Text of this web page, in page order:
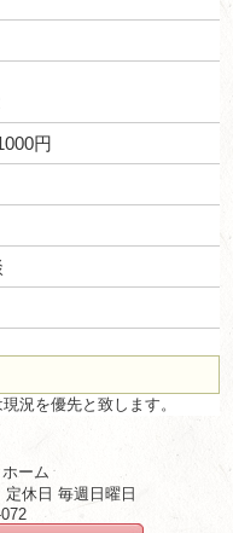
円
況を優先と致します。
ーム
休日 毎週日曜日